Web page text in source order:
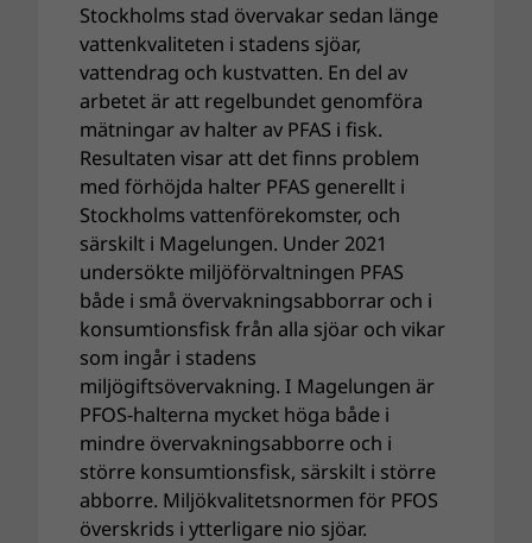
Stockholms stad övervakar sedan länge
vattenkvaliteten i stadens sjöar,
vattendrag och kustvatten. En del av
arbetet är att regelbundet genomföra
mätningar av halter av PFAS i fisk.
Resultaten visar att det finns problem
med förhöjda halter PFAS generellt i
Stockholms vattenförekomster, och
särskilt i Magelungen. Under 2021
undersökte miljöförvaltningen PFAS
både i små övervakningsabborrar och i
konsumtionsfisk från alla sjöar och vikar
som ingår i stadens
miljögiftsövervakning. I Magelungen är
PFOS-halterna mycket höga både i
mindre övervakningsabborre och i
större konsumtionsfisk, särskilt i större
abborre. Miljökvalitetsnormen för PFOS
överskrids i ytterligare nio sjöar.